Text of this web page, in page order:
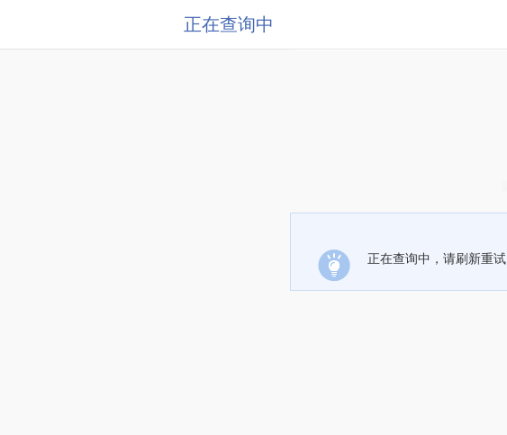
正在查询中
正在查询中，请刷新重试